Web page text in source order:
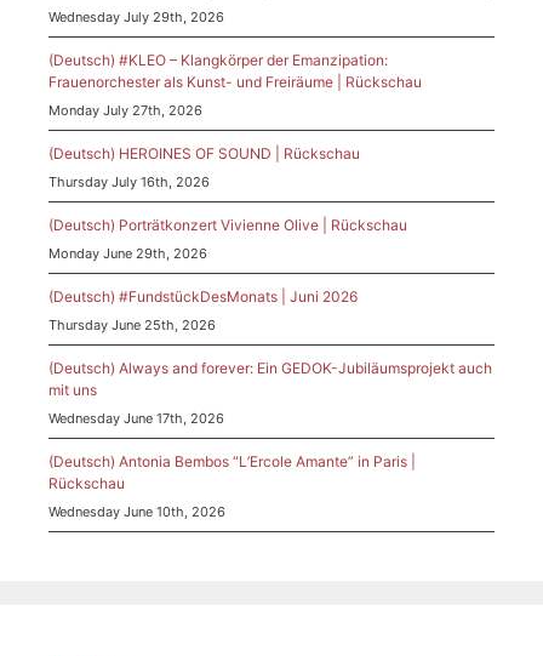
Wednesday July 29th, 2026
(Deutsch) #KLEO – Klangkörper der Emanzipation:
Frauenorchester als Kunst- und Freiräume | Rückschau
Monday July 27th, 2026
(Deutsch) HEROINES OF SOUND | Rückschau
Thursday July 16th, 2026
(Deutsch) Porträtkonzert Vivienne Olive | Rückschau
Monday June 29th, 2026
(Deutsch) #FundstückDesMonats | Juni 2026
Thursday June 25th, 2026
(Deutsch) Always and forever: Ein GEDOK-Jubiläumsprojekt auch
mit uns
Wednesday June 17th, 2026
(Deutsch) Antonia Bembos “L’Ercole Amante” in Paris |
Rückschau
Wednesday June 10th, 2026